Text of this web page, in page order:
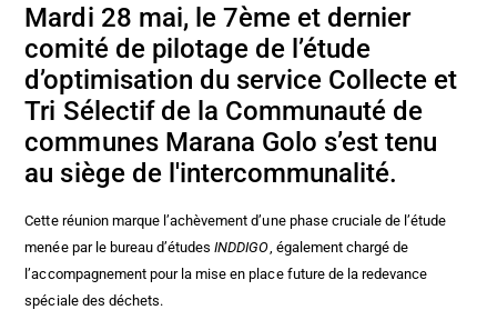
Mardi 28 mai, le 7ème et dernier
comité de pilotage de l’étude
d’optimisation du service Collecte et
Tri Sélectif de la Communauté de
communes Marana Golo s’est tenu
au siège de l'intercommunalité.
Cette réunion marque l’achèvement d’une phase cruciale de l’étude
menée par le bureau d’étudesINDDIGO , également chargé de
l’accompagnement pour la mise en place future de la redevance
spéciale des déchets.